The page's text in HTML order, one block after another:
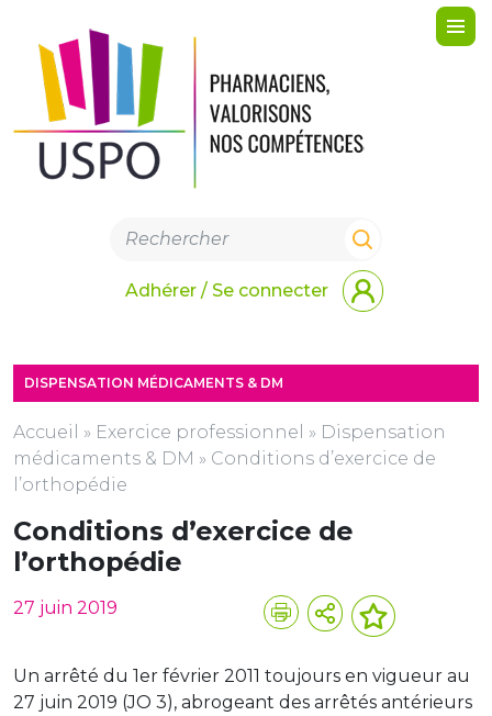
Adhérer / Se connecter
DISPENSATION MÉDICAMENTS & DM
Accueil » Exercice professionnel » Dispensation
médicaments & DM » Conditions d’exercice de
l’orthopédie
Conditions d’exercice de
l’orthopédie
27 juin 2019
Un arrêté du 1er février 2011 toujours en vigueur au
27 juin 2019 (JO 3), abrogeant des arrêtés antérieurs